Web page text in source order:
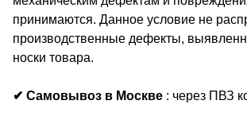
принимаются. Данное условие не
производственные дефекты,
носки товара.
✔ Самовывоз в Москве : через ПВЗ